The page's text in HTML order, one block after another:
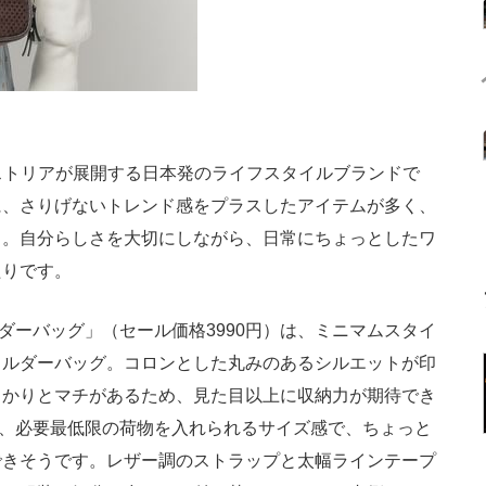
アが展開する日本発のライフスタイルブランドで
さりげないトレンド感をプラスしたアイテムが多く、
自分らしさを大切にしながら、日常にちょっとしたワ
です。
バッグ」（セール価格3990円）は、ミニマムスタイ
ダーバッグ。コロンとした丸みのあるシルエットが印
りとマチがあるため、見た目以上に収納力が期待でき
必要最低限の荷物を入れられるサイズ感で、ちょっと
そうです。レザー調のストラップと太幅ラインテープ